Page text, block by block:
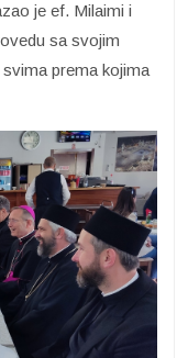
je ef. Milaimi i
sa svojim
prema kojima